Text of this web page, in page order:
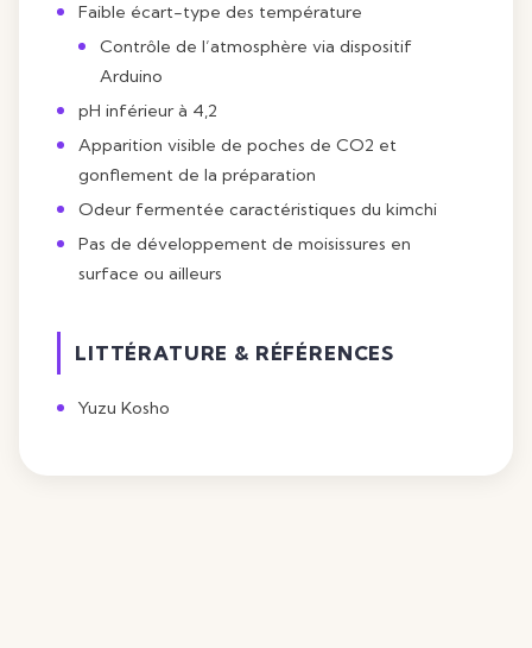
Faible écart-type des température
Contrôle de l’atmosphère via dispositif
Arduino
pH inférieur à 4,2
Apparition visible de poches de CO2 et
gonflement de la préparation
Odeur fermentée caractéristiques du kimchi
Pas de développement de moisissures en
surface ou ailleurs
LITTÉRATURE & RÉFÉRENCES
Yuzu Kosho